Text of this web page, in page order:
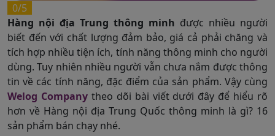
0/5
Hàng nội địa Trung thông minh được nhiều người
biết đến với chất lượng đảm bảo, giá cả phải chăng và
tích hợp nhiều tiện ích, tính năng thông minh cho người
dùng. Tuy nhiên nhiều người vẫn chưa nắm được thông
tin về các tính năng, đặc điểm của sản phẩm. Vậy cùng
Welog Companytheo dõi bài viết dưới đây để hiểu rõ
hơn về Hàng nội địa Trung Quốc thông minh là gì? 16
sản phẩm bán chạy nhé.